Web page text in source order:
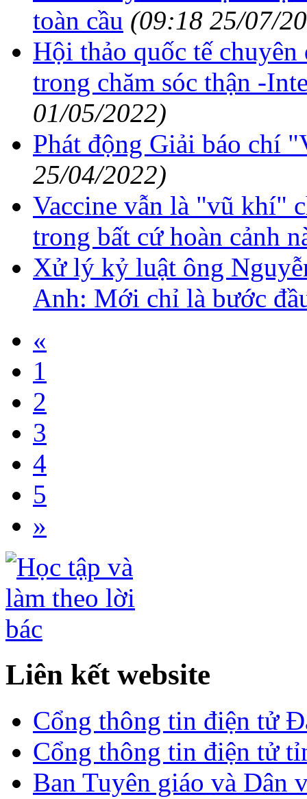
toàn cầu (09:18 25/07/
Hội thảo quốc tế
trong chăm sóc thận -
01/05/2022)
Phát động Giải báo chí
25/04/2022)
Vaccine vẫn là "vũ khí"
trong bất cứ hoàn cảnh
Xử lý kỷ luật ông
Anh: Mới chỉ là bước
«
1
2
3
4
5
»
Liên kết website
Cổng thông tin điện tử
Cổng thông tin điện tử
Ban Tuyên giáo và Dân